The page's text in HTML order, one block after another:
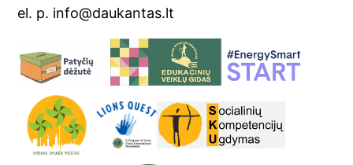
el. p. info@daukantas.lt